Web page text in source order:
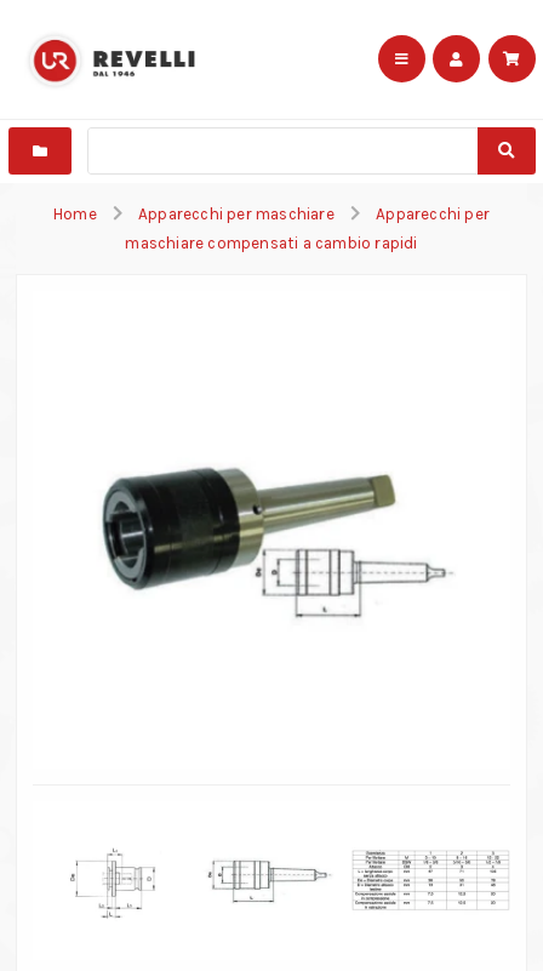
Home Apparecchi per maschiare
Apparecchi per
maschiare compensati a cambio rapidi